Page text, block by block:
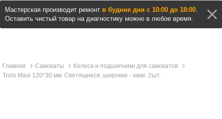
Мастерская производит ремонт в будние дни с 10:00 до 18:00.
Оставить чистый товар на диагностику можно в любое время.
Главная Самокаты
Колеса и подшипники для самокатов
Trolo Maxi 120*30 мм. Светящиеся, широкие - хаки. 2шт.